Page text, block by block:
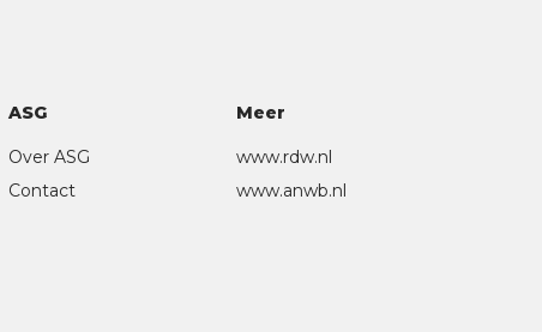
ASG
Over ASG
Contact
Meer
www.rdw.nl
www.anwb.nl